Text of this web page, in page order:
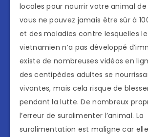
locales pour nourrir votre animal
vous ne pouvez jamais être sûr à
et des maladies contre lesquelles
vietnamien n’a pas développé
existe de nombreuses vidéos en
des centipèdes adultes se
vivantes, mais cela risque de
pendant la lutte. De nombreux
l’erreur de suralimenter l’animal. La
suralimentation est maligne car